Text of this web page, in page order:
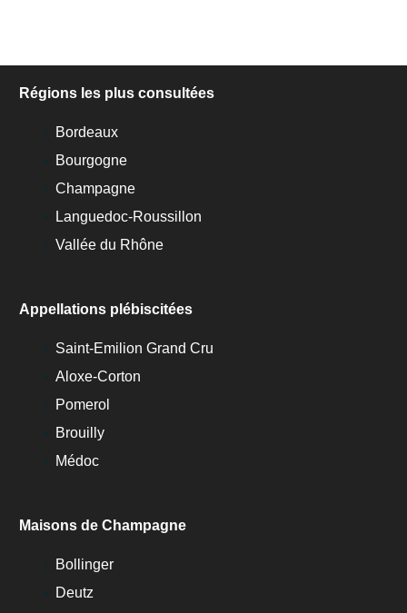
Régions les plus consultées
Bordeaux
Bourgogne
Champagne
Languedoc-Roussillon
Vallée du Rhône
Appellations plébiscitées
Saint-Emilion Grand Cru
Aloxe-Corton
Pomerol
Brouilly
Médoc
Maisons de Champagne
Bollinger
Deutz